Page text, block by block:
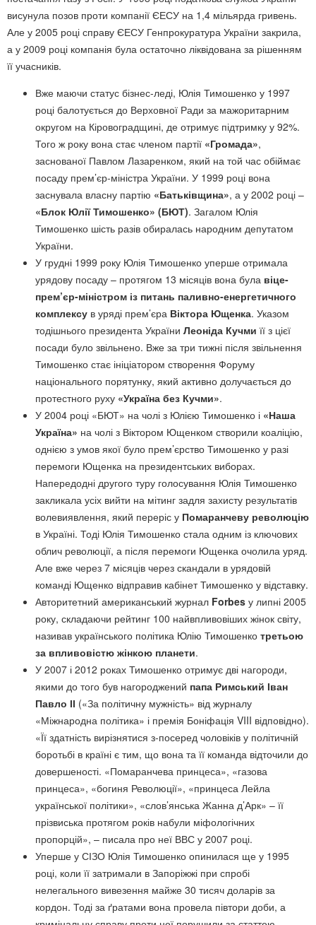
висунула позов проти компанії ЄЕСУ на 1,4 мільярда гривень.
Але у 2005 році справу ЄЕСУ Генпрокуратура України закрила,
а у 2009 році компанія була остаточно ліквідована за рішенням
її учасників.
Вже маючи статус бізнес-леді, Юлія Тимошенко у 1997
році балотується до Верховної Ради за мажоритарним
округом на Кіровоградщині, де отримує підтримку у 92%.
Того ж року вона стає членом партії «Громада»,
заснованої Павлом Лазаренком, який на той час обіймає
посаду прем’єр-міністра України. У 1999 році вона
заснувала власну партію «Батьківщина», а у 2002 році –
«Блок Юлії Тимошенко» (БЮТ). Загалом Юлія
Тимошенко шість разів обиралась народним депутатом
України.
У грудні 1999 року Юлія Тимошенко уперше отримала
урядову посаду – протягом 13 місяців вона була віце-
прем’єр-міністром із питань паливно-енергетичного
комплексу в уряді прем’єра Віктора Ющенка. Указом
тодішнього президента України Леоніда Кучми її з цієї
посади було звільнено. Вже за три тижні після звільнення
Тимошенко стає ініціатором створення Форуму
національного порятунку, який активно долучається до
протестного руху «Україна без Кучми».
У 2004 році «БЮТ» на чолі з Юлією Тимошенко і «Наша
Україна» на чолі з Віктором Ющенком створили коаліцію,
однією з умов якої було прем’єрство Тимошенко у разі
перемоги Ющенка на президентських виборах.
Напередодні другого туру голосування Юлія Тимошенко
закликала усіх вийти на мітинг задля захисту результатів
волевиявлення, який переріс у Помаранчеву революцію
в Україні. Тоді Юлія Тимошенко стала одним із ключових
облич революції, а після перемоги Ющенка очолила уряд.
Але вже через 7 місяців через скандали в урядовій
команді Ющенко відправив кабінет Тимошенко у відставку.
Авторитетний американський журнал Forbes у липні 2005
року, складаючи рейтинг 100 найвпливовіших жінок світу,
називав українського політика Юлію Тимошенко третьою
за впливовістю жінкою планети.
У 2007 і 2012 роках Тимошенко отримує дві нагороди,
якими до того був нагороджений папа Римський Іван
Павло ІІ («За політичну мужність» від журналу
«Міжнародна політика» і премія Боніфація VIII відповідно).
«Її здатність вирізнятися з-посеред чоловіків у політичній
боротьбі в країні є тим, що вона та її команда відточили до
довершеності. «Помаранчева принцеса», «газова
принцеса», «богиня Революції», «принцеса Лейла
української політики», «слов’янська Жанна д’Арк» – її
прізвиська протягом років набули міфологічних
пропорцій», – писала про неї ВВС у 2007 році.
Уперше у СІЗО Юлія Тимошенко опинилася ще у 1995
році, коли її затримали в Запоріжжі при спробі
нелегального вивезення майже 30 тисяч доларів за
кордон. Тоді за ґратами вона провела півтори доби, а